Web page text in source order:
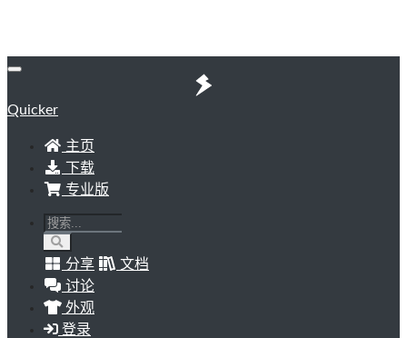
Quicker
主页
下载
专业版
分享
文档
讨论
外观
登录